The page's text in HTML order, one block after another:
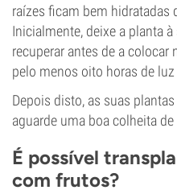
raízes ficam bem hidratadas
Inicialmente, deixe a planta
recuperar antes de a
pelo menos oito horas de
Depois disto, as suas
aguarde uma boa colheita
É possível
com frutos?